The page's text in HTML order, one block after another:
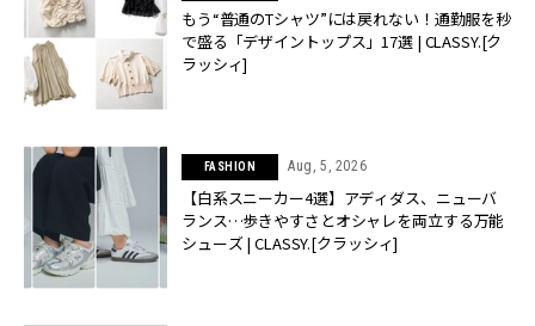
もう“普通のTシャツ”には戻れない！通勤服を秒
で盛る「デザイントップス」17選 | CLASSY.[ク
ラッシィ]
FASHION Aug, 5, 2026
【白系スニーカー4選】アディダス、ニューバ
ランス…歩きやすさとオシャレを両立する万能
シューズ | CLASSY.[クラッシィ]